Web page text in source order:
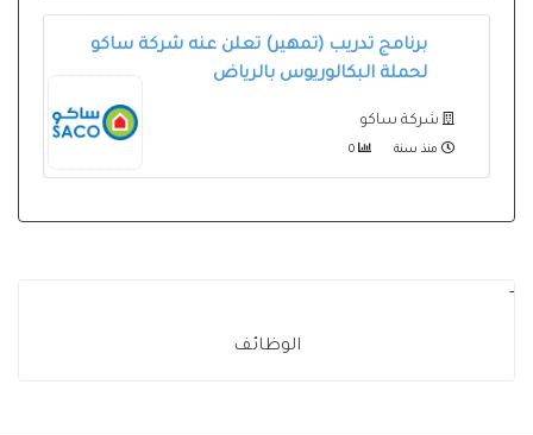
برنامج تدريب (تمهير) تعلن عنه شركة ساكو
لحملة البكالوريوس بالرياض
شركة ساكو
منذ سنة
-
الوظائف